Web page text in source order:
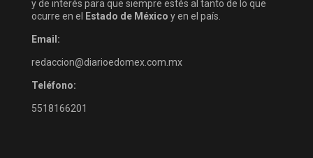
y de interés para que siempre estés al tanto de lo que
ocurre en el
Estado de México y en el país.
Email:
redaccion@diarioedomex.com.mx
Teléfono:
5518166201